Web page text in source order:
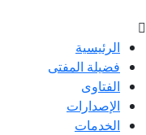
الرئيسية
فضيلة المفتى
الفتاوى
الإصدارات
الخدمات